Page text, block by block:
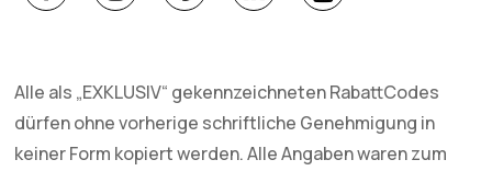
Alle als „EXKLUSIV“ gekennzeichneten RabattCodes
dürfen ohne vorherige schriftliche Genehmigung in
keiner Form kopiert werden. Alle Angaben waren zum